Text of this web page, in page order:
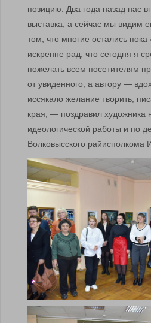
позицию. Два года назад нас
выставка, а сейчас мы видим
том, что многие остались
искренне рад, что сегодня я
пожелать всем посетителям
от увиденного, а автору —
иссякало желание творить,
края, — поздравил художника
идеологической работы и по
Волковысского райисполкома